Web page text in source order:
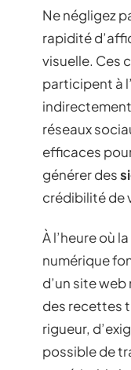
Ne négligez
rapidité
visuelle. Ces
participent à l’
réseaux
efficaces
générer des
crédibilité de
À l’heure où
numérique
d’un site web
des recettes
rigueur,
possible de